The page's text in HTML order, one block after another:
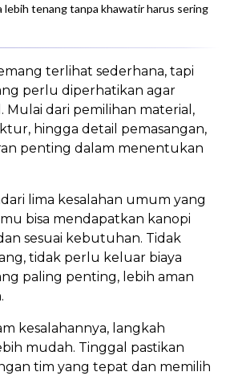
lebih tenang tanpa khawatir harus sering
terlihat sederhana, tapi
perlu diperhatikan agar
Mulai dari pemilihan material,
hingga detail pemasangan,
penting dalam menentukan
lima kesalahan umum yang
bisa mendapatkan kanopi
sesuai kebutuhan. Tidak
tidak perlu keluar biaya
paling penting, lebih aman
kesalahannya, langkah
mudah. Tinggal pastikan
tim yang tepat dan memilih